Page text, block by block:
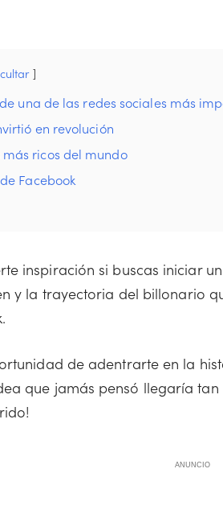
una de las redes sociales más
en revolución
ricos del mundo
Facebook
inspiración si buscas iniciar
y la trayectoria del billonario
de adentrarte en la
que jamás pensó llegaría
ANUNCIO